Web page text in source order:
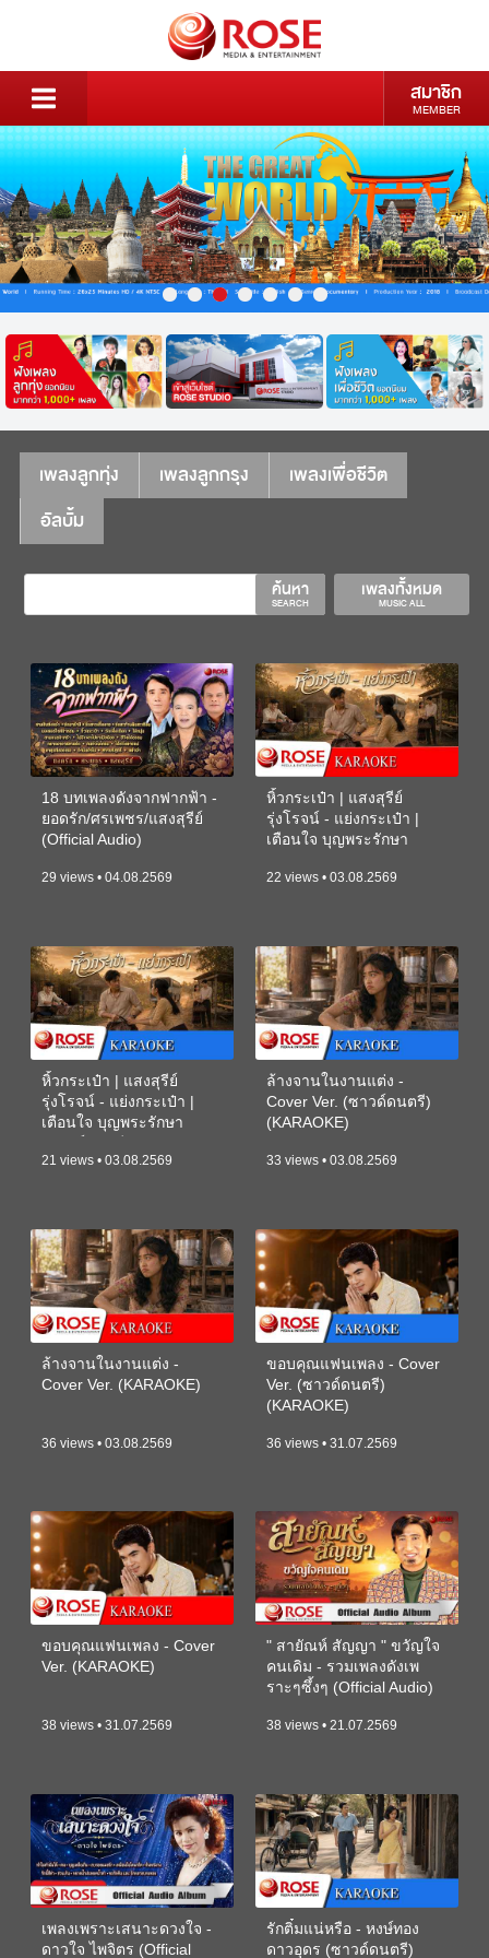
สมาชิก
MEMBER
เพลงลูกทุ่ง เพลงลูกกรุง
เพลงเพื่อชีวิต
อัลบั้ม
เพลงทั้งหมด
MUSIC ALL
ค้นหา
SEARCH
18 บทเพลงดังจากฟากฟ้า -
ยอดรัก/ศรเพชร/แสงสุรีย์
(Official Audio)
29 views • 04.08.2569
หิ้วกระเป๋า | แสงสุรีย์
รุ่งโรจน์ - แย่งกระเป๋า |
เตือนใจ บุญพระรักษา
22 views • 03.08.2569
หิ้วกระเป๋า | แสงสุรีย์
รุ่งโรจน์ - แย่งกระเป๋า |
เตือนใจ บุญพระรักษา
21 views • 03.08.2569
ล้างจานในงานแต่ง -
Cover Ver. (ซาวด์ดนตรี)
(KARAOKE)
33 views • 03.08.2569
ล้างจานในงานแต่ง -
Cover Ver. (KARAOKE)
36 views • 03.08.2569
ขอบคุณแฟนเพลง - Cover
Ver. (ซาวด์ดนตรี)
(KARAOKE)
36 views • 31.07.2569
ขอบคุณแฟนเพลง - Cover
Ver. (KARAOKE)
38 views • 31.07.2569
" สายัณห์ สัญญา " ขวัญใจ
คนเดิม - รวมเพลงดังเพ
ราะๆซึ้งๆ (Official Audio)
38 views • 21.07.2569
เพลงเพราะเสนาะดวงใจ -
ดาวใจ ไพจิตร (Official
รักติ๋มแน่หรือ - หงษ์ทอง
ดาวอุดร (ซาวด์ดนตรี)